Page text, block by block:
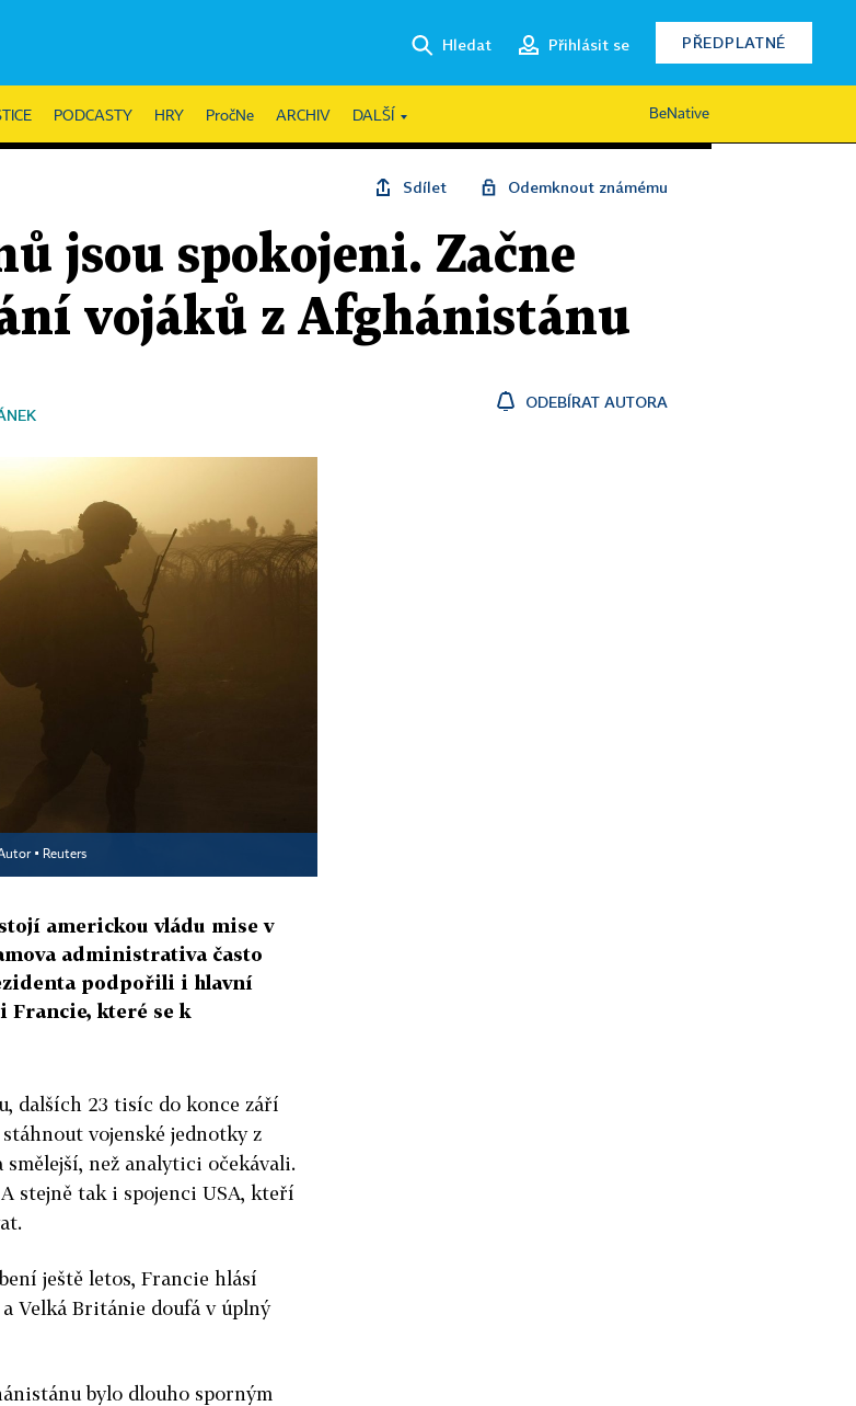
Hledat Přihlásit se PŘEDPLATNÉ
PODCASTY HRY PročNe ARCHIV DALŠÍ BeNative
Sdílet Odemknout známému
jsou spokojeni. Začne
vojáků z Afghánistánu
ODEBÍRAT AUTORA
▪ Reuters
americkou vládu mise v
administrativa často
podpořili i hlavní
Francie, které se k
dalších 23 tisíc do konce září
stáhnout vojenské jednotky z
než analytici očekávali.
stejně tak i spojenci USA, kteří
ještě letos, Francie hlásí
Velká Británie doufá v úplný
bylo dlouho sporným